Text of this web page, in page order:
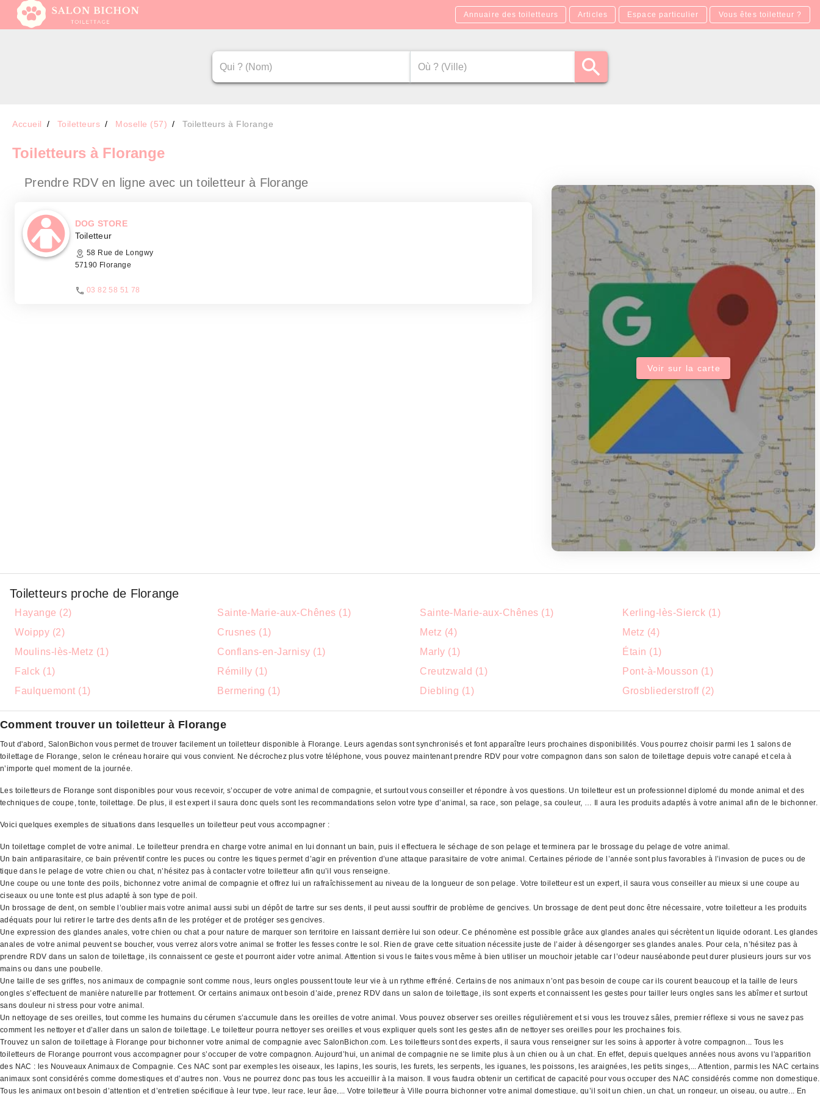
Annuaire des toiletteurs Articles Espace particulier Vous êtes toiletteur ?
Accueil Toiletteurs Moselle (57) Toiletteurs à Florange
Toiletteurs à Florange
Prendre RDV en ligne avec un toiletteur à Florange
DOG STORE
Toiletteur
58 Rue de Longwy
57190 Florange
03 82 58 51 78
Voir sur la carte
Toiletteurs proche de Florange
Hayange (2) Sainte-Marie-aux-Chênes (1) Sainte-Marie-aux-Chênes (1)
Kerling-lès-Sierck (1)
Woippy (2)
Crusnes (1) Metz (4)
Metz (4)
Moulins-lès-Metz (1)
Conflans-en-Jarnisy (1) Marly (1)
Étain (1)
Falck (1)
Rémilly (1) Creutzwald (1)
Pont-à-Mousson (1)
Faulquemont (1)
Bermering (1) Diebling (1) Grosbliederstroff (2)
Comment trouver un toiletteur à Florange
Tout d'abord, SalonBichon vous permet de trouver facilement un toiletteur disponible à Florange. Leurs agendas sont synchronisés et font apparaître leurs prochaines disponibilités. Vous pourrez choisir parmi les 1 salons de
toilettage de Florange, selon le créneau horaire qui vous convient. Ne décrochez plus votre téléphone, vous pouvez maintenant prendre RDV pour votre compagnon dans son salon de toilettage depuis votre canapé et cela à
n’importe quel moment de la journée.
Les toiletteurs de Florange sont disponibles pour vous recevoir, s’occuper de votre animal de compagnie, et surtout vous conseiller et répondre à vos questions. Un toiletteur est un professionnel diplomé du monde animal et des
techniques de coupe, tonte, toilettage. De plus, il est expert il saura donc quels sont les recommandations selon votre type d’animal, sa race, son pelage, sa couleur, … Il aura les produits adaptés à votre animal afin de le bichonner.
Voici quelques exemples de situations dans lesquelles un toiletteur peut vous accompagner :
Un toilettage complet de votre animal. Le toiletteur prendra en charge votre animal en lui donnant un bain, puis il effectuera le séchage de son pelage et terminera par le brossage du pelage de votre animal.
Un bain antiparasitaire, ce bain préventif contre les puces ou contre les tiques permet d’agir en prévention d’une attaque parasitaire de votre animal. Certaines période de l’année sont plus favorables à l’invasion de puces ou de
tique dans le pelage de votre chien ou chat, n’hésitez pas à contacter votre toiletteur afin qu’il vous renseigne.
Une coupe ou une tonte des poils, bichonnez votre animal de compagnie et offrez lui un rafraîchissement au niveau de la longueur de son pelage. Votre toiletteur est un expert, il saura vous conseiller au mieux si une coupe au
ciseaux ou une tonte est plus adapté à son type de poil.
Un brossage de dent, on semble l’oublier mais votre animal aussi subi un dépôt de tartre sur ses dents, il peut aussi souffrir de problème de gencives. Un brossage de dent peut donc être nécessaire, votre toiletteur a les produits
adéquats pour lui retirer le tartre des dents afin de les protéger et de protéger ses gencives.
Une expression des glandes anales, votre chien ou chat a pour nature de marquer son territoire en laissant derrière lui son odeur. Ce phénomène est possible grâce aux glandes anales qui sécrètent un liquide odorant. Les glandes
anales de votre animal peuvent se boucher, vous verrez alors votre animal se frotter les fesses contre le sol. Rien de grave cette situation nécessite juste de l’aider à désengorger ses glandes anales. Pour cela, n’hésitez pas à
prendre RDV dans un salon de toilettage, ils connaissent ce geste et pourront aider votre animal. Attention si vous le faites vous même à bien utiliser un mouchoir jetable car l’odeur nauséabonde peut durer plusieurs jours sur vos
mains ou dans une poubelle.
Une taille de ses griffes, nos animaux de compagnie sont comme nous, leurs ongles poussent toute leur vie à un rythme effréné. Certains de nos animaux n’ont pas besoin de coupe car ils courent beaucoup et la taille de leurs
ongles s’effectuent de manière naturelle par frottement. Or certains animaux ont besoin d’aide, prenez RDV dans un salon de toilettage, ils sont experts et connaissent les gestes pour tailler leurs ongles sans les abîmer et surtout
sans douleur ni stress pour votre animal.
Un nettoyage de ses oreilles, tout comme les humains du cérumen s’accumule dans les oreilles de votre animal. Vous pouvez observer ses oreilles régulièrement et si vous les trouvez sâles, premier réflexe si vous ne savez pas
comment les nettoyer et d’aller dans un salon de toilettage. Le toiletteur pourra nettoyer ses oreilles et vous expliquer quels sont les gestes afin de nettoyer ses oreilles pour les prochaines fois.
Trouvez un salon de toilettage à Florange pour bichonner votre animal de compagnie avec SalonBichon.com. Les toiletteurs sont des experts, il saura vous renseigner sur les soins à apporter à votre compagnon... Tous les
toiletteurs de Florange pourront vous accompagner pour s’occuper de votre compagnon. Aujourd’hui, un animal de compagnie ne se limite plus à un chien ou à un chat. En effet, depuis quelques années nous avons vu l'apparition
des NAC : les Nouveaux Animaux de Compagnie. Ces NAC sont par exemples les oiseaux, les lapins, les souris, les furets, les serpents, les iguanes, les poissons, les araignées, les petits singes,... Attention, parmis les NAC certains
animaux sont considérés comme domestiques et d’autres non. Vous ne pourrez donc pas tous les accueillir à la maison. Il vous faudra obtenir un certificat de capacité pour vous occuper des NAC considérés comme non domestique.
Tous les animaux ont besoin d’attention et d’entretien spécifique à leur type, leur race, leur âge,... Votre toiletteur à Ville pourra bichonner votre animal domestique, qu’il soit un chien, un chat, un rongeur, un oiseau, ou autre... En